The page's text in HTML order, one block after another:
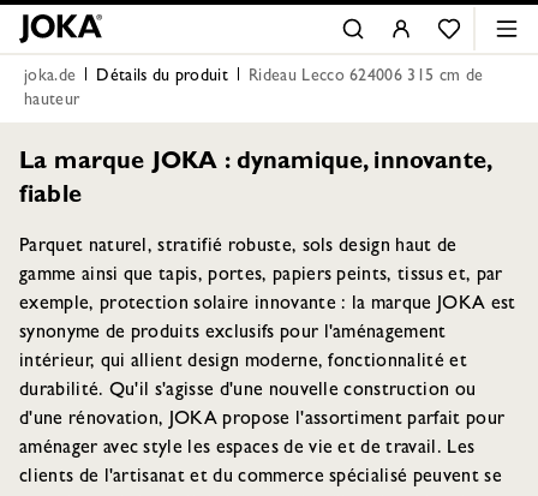
joka.de Détails du produit
Rideau Lecco 624006 315 cm de
hauteur
La marque JOKA : dynamique, innovante,
fiable
Parquet naturel, stratifié robuste, sols design haut de
gamme ainsi que tapis, portes, papiers peints, tissus et, par
exemple, protection solaire innovante : la marque JOKA est
synonyme de produits exclusifs pour l'aménagement
intérieur, qui allient design moderne, fonctionnalité et
durabilité. Qu'il s'agisse d'une nouvelle construction ou
d'une rénovation, JOKA propose l'assortiment parfait pour
aménager avec style les espaces de vie et de travail. Les
clients de l'artisanat et du commerce spécialisé peuvent se